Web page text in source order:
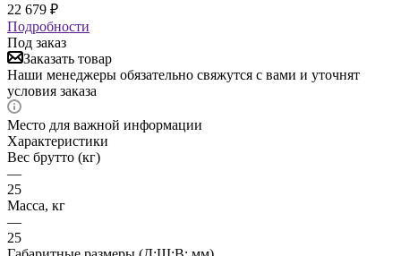
22 679 ₽
Подробности
Под заказ
Заказать товар
Наши менеджеры обязательно свяжутся с вами и уточнят
условия заказа
Место для важной информации
Характеристики
Вес брутто (кг)
—
25
Масса, кг
—
25